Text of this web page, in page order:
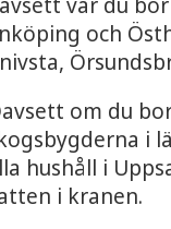
och
om du
i
hushåll i
i kranen.